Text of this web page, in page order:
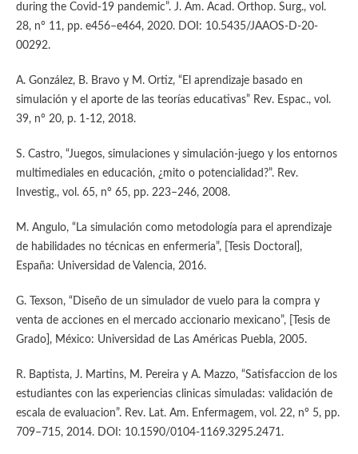
during the Covid-19 pandemic”. J. Am. Acad. Orthop. Surg., vol.
28, n° 11, pp. e456–e464, 2020. DOI: 10.5435/JAAOS-D-20-
00292.
A. González, B. Bravo y M. Ortiz, “El aprendizaje basado en
simulación y el aporte de las teorías educativas” Rev. Espac., vol.
39, n° 20, p. 1-12, 2018.
S. Castro, “Juegos, simulaciones y simulación-juego y los entornos
multimediales en educación, ¿mito o potencialidad?”. Rev.
Investig., vol. 65, n° 65, pp. 223–246, 2008.
M. Angulo, “La simulación como metodología para el aprendizaje
de habilidades no técnicas en enfermeria”, [Tesis Doctoral],
España: Universidad de Valencia, 2016.
G. Texson, “Diseño de un simulador de vuelo para la compra y
venta de acciones en el mercado accionario mexicano”, [Tesis de
Grado], México: Universidad de Las Américas Puebla, 2005.
R. Baptista, J. Martins, M. Pereira y A. Mazzo, “Satisfaccion de los
estudiantes con las experiencias clinicas simuladas: validación de
escala de evaluacion”. Rev. Lat. Am. Enfermagem, vol. 22, n° 5, pp.
709–715, 2014. DOI: 10.1590/0104-1169.3295.2471.